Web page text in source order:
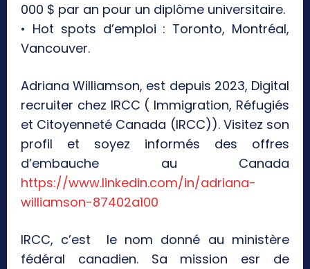
000 $ par an pour un diplôme universitaire.
• Hot spots d’emploi : Toronto, Montréal,
Vancouver.
Adriana Williamson, est depuis 2023, Digital
recruiter chez IRCC ( Immigration, Réfugiés
et Citoyenneté Canada (IRCC)). Visitez son
profil et soyez informés des offres
d’embauche au Canada
https://www.linkedin.com/in/adriana-
williamson-87402a100
IRCC, c’est le nom donné au ministère
fédéral canadien. Sa mission esr de